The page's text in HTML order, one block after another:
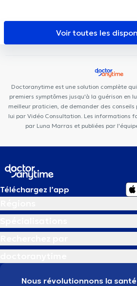
A (p) Prendre Racines
Couples et
A(p)prendre Racines
Centre Médical
OdontoSmile: Clinique
Clinique Grand Roi
Clinique
Médical Belliard
Voir toutes les
Doctoranytime est une solution complète
premiers symptômes jusqu'à la guérison en
meilleur praticien, de demander des
lui par Vidéo Consultation. Les informations
par Luna Marras et publiées par
Téléchargez l’app
Nous révolutionnons la